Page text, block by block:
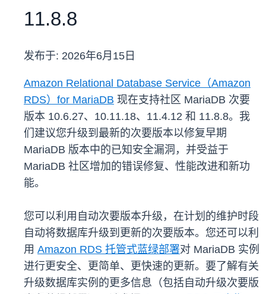
11.8.8
发布于: 2026年6月15日
Amazon Relational Database Service（Amazon
RDS）for MariaDB 现在支持社区 MariaDB 次要
版本 10.6.27、10.11.18、11.4.12 和 11.8.8。我
们建议您升级到最新的次要版本以修复早期
MariaDB 版本中的已知安全漏洞，并受益于
MariaDB 社区增加的错误修复、性能改进和新功
能。
您可以利用自动次要版本升级，在计划的维护时段
自动将数据库升级到更新的次要版本。您还可以利
用 Amazon RDS 托管式蓝绿部署对 MariaDB 实例
进行更安全、更简单、更快速的更新。要了解有关
升级数据库实例的更多信息（包括自动升级次要版